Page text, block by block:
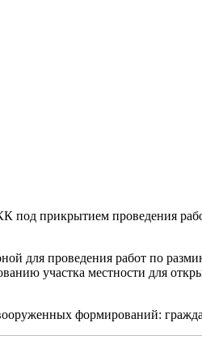
прикрытием проведения
для проведения работ по
участка местности для
формирований: